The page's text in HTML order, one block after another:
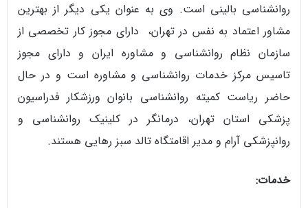
روانشناسی بالینی است. وی به عنوان یکی دیگر از بهترین
مشاور اعتماد به نفس در تهران، دارای مجوز کار تخصصی از
سازمان نظام روانشناسی و مشاوره ایران و دارای مجوز
تاسیس مرکز خدمات روانشناسی و مشاوره است و در حال
حاضر ریاست کمیته روانشناسی بانوان ورزشکار فدراسیون
پزشکی استان تهران، درمانگر در کلینیک روانشناسی و
روانپزشکی آرام و مدیر اقامتگاه تالد سبز رهایی هستند.
خدمات: